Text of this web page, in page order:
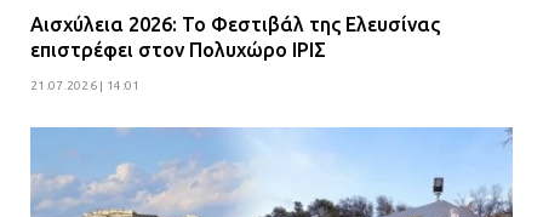
Βούλα: Κραυγή αγωνίας από
γειτονιά»
07.07.2026 | 09:48
Αισχύλεια 2026: Το Φεστιβάλ της Ελευσίνας
επιστρέφει στον Πολυχώρο ΙΡΙΣ
21.07.2026 | 14:01